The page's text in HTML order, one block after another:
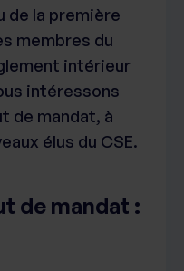
de la première
membres du
intérieur
intéressons
de mandat, à
élus du CSE.
de mandat :